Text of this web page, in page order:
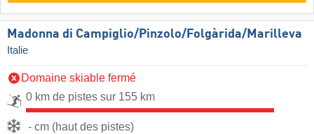
Madonna di Campiglio/​Pinzolo/​Folgàrida/​Marilleva
Italie
Domaine skiable fermé
0 km de pistes sur 155 km
- cm (haut des pistes)